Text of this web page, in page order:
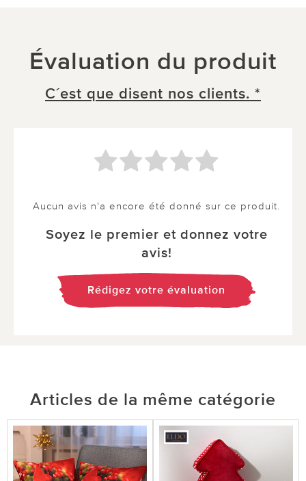
Évaluation du produit
C´est que disent nos clients. *
Aucun avis n'a encore été donné sur ce produit.
Soyez le premier et donnez votre
avis!
Rédigez votre évaluation
Articles de la même catégorie